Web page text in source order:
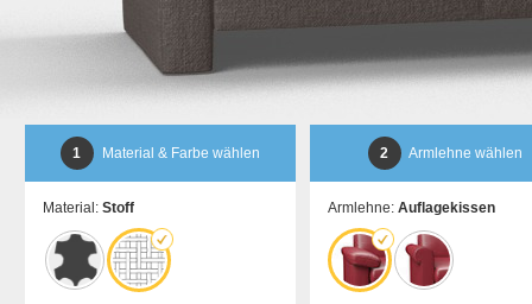
1 Material & Farbe wählen
Material: Stoff
2 Armlehne wählen
Armlehne: Auflagekissen